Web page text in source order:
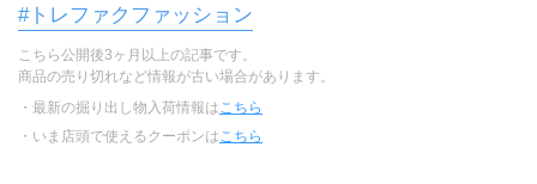
#トレファクファッション
こちら公開後3ヶ月以上の記事です。
商品の売り切れなど情報が古い場合があります。
・最新の掘り出し物入荷情報は こちら
・いま店頭で使えるクーポンは こちら